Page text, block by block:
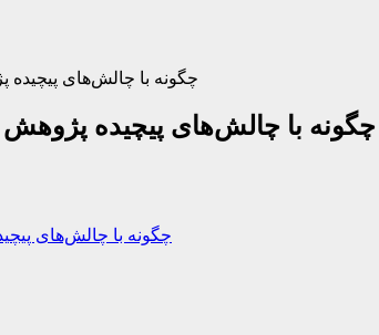
چگونه با چالش‌های
چگونه با چالش‌های پیچیده